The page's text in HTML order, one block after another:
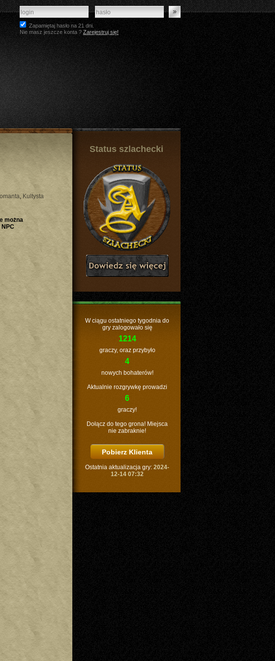
Zapamiętaj hasło na 21 dni.
Nie masz jeszcze konta ? Zarejestruj się!
, Kultysta
można
Status szlachecki
W ciągu ostatniego tygodnia do
gry zalogowało się
1214
graczy, oraz przybyło
4
nowych bohaterów!
Aktualnie rozgrywkę prowadzi
6
graczy!
Dołącz do tego grona! Miejsca
nie zabraknie!
Ostatnia aktualizacja gry: 2024-
12-14 07:32